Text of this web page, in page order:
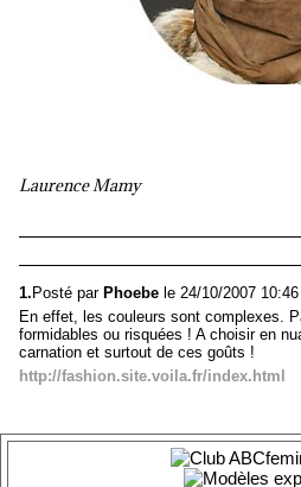
Laurence Mamy
1. Posté par Phoebe le 24/10/2007 10:46
En effet, les couleurs sont complexes.
formidables ou risquées ! A choisir en
carnation et surtout de ces goûts !
http://fashion.site.voila.fr/index.html